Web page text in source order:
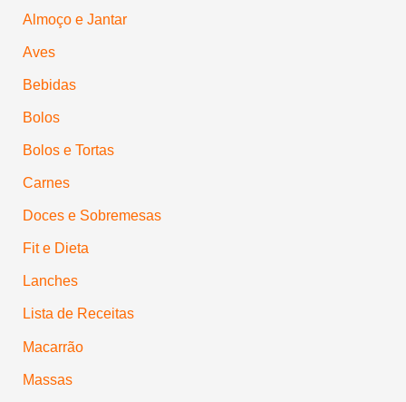
Almoço e Jantar
Aves
Bebidas
Bolos
Bolos e Tortas
Carnes
Doces e Sobremesas
Fit e Dieta
Lanches
Lista de Receitas
Macarrão
Massas